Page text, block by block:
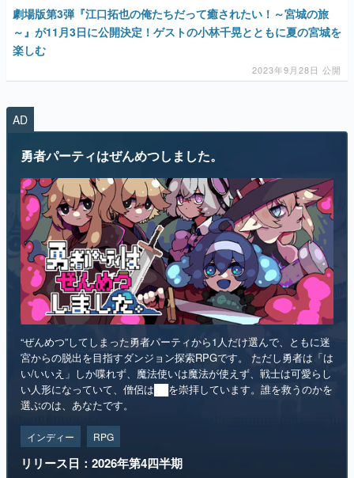
劇場版第3弾『江口拓也の俺たちだって癒されたい！～宮城の旅
～』が11月3日に公開決定！ゲストの小林千晃とともに夏の宮城を
楽しむ
2023年9月28日 公開
AD
勇者パーティはぜんめつしました。
“ぜんめつ”してしまった勇者パーティから1人だけ選んで、ともに迷
宮からの脱出を目指すダンジョン探索RPGです。 ただし勇者は「は
い/いいえ」しか喋れず、魔法使いは魔法が使えず、戦士は可愛らし
い人形になっていて、僧侶は██を崇拝しています。誰を救うのかを
選ぶのは、あなたです。
インディー RPG
リリース日：2026年第4四半期